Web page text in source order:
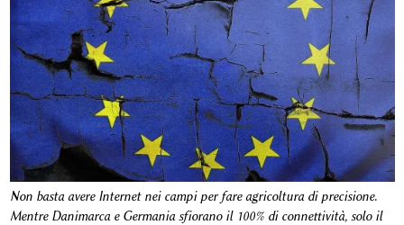
Non basta avere Internet nei campi per fare agricoltura di precisione.
Mentre Danimarca e Germania sfiorano il 100% di connettività, solo il